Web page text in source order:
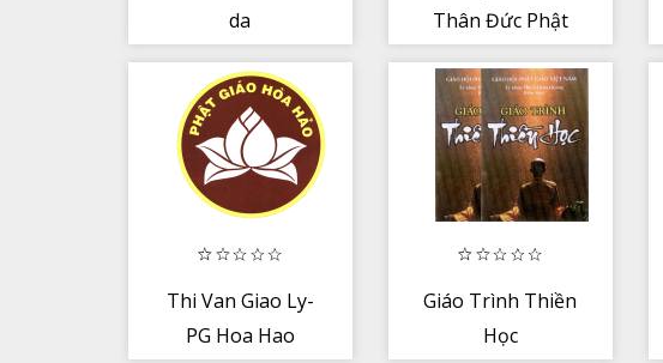
da
Thân Đức Phật
Thi Van Giao Ly-
PG Hoa Hao
Giáo Trình Thiền
Học